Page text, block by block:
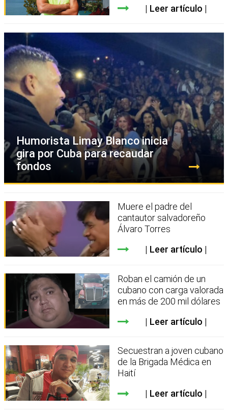
Leer artículo
Humorista Limay Blanco inicia
gira por Cuba para recaudar
fondos
Muere el padre del
cantautor salvadoreño
Álvaro Torres
Leer artículo
Roban el camión de un
cubano con carga valorada
en más de 200 mil dólares
Leer artículo
Secuestran a joven cubano
de la Brigada Médica en
Haití
Leer artículo